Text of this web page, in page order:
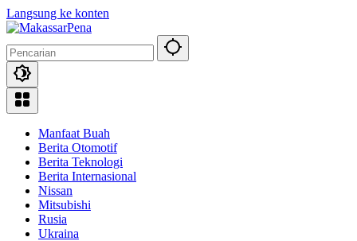
Langsung ke konten
Manfaat Buah
Berita Otomotif
Berita Teknologi
Berita Internasional
Nissan
Mitsubishi
Rusia
Ukraina